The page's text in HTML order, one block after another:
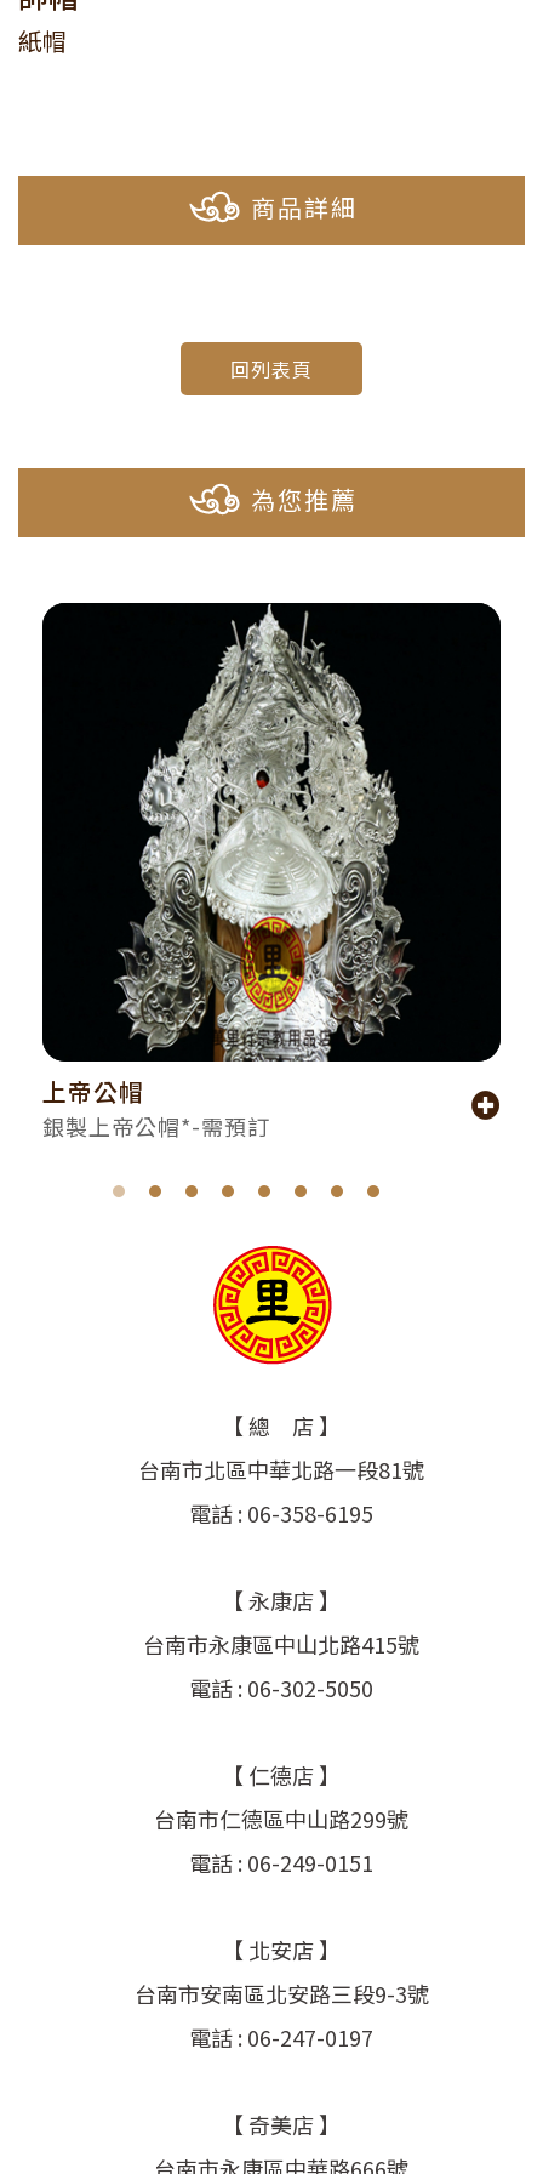
紙帽
商品詳細
回列表頁
為您推薦
上帝公帽
銀製上帝公帽*-需預訂
【 總 店 】
台南市北區中華北路一段81號
電話 : 06-358-6195
【 永康店 】
台南市永康區中山北路415號
電話 : 06-302-5050
【 仁德店 】
台南市仁德區中山路299號
電話 : 06-249-0151
【 北安店 】
台南市安南區北安路三段9-3號
電話 : 06-247-0197
【 奇美店 】